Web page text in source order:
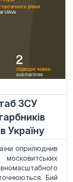
ЗСУ
Україну
оприлюднив
Бий